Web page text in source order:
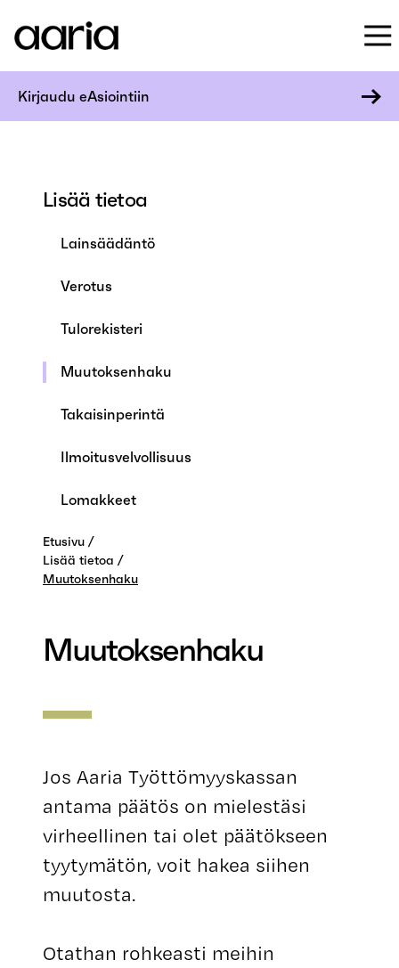
Kirjaudu eAsiointiin
Lisää tietoa
Lainsäädäntö
Verotus
Tulorekisteri
Muutoksenhaku
Takaisinperintä
Ilmoitusvelvollisuus
Lomakkeet
Etusivu
Lisää tietoa
Muutoksenhaku
Muutoksenhaku
Jos Aaria Työttömyyskassan
antama päätös on mielestäsi
virheellinen tai olet päätökseen
tyytymätön, voit hakea siihen
muutosta.
Otathan rohkeasti meihin